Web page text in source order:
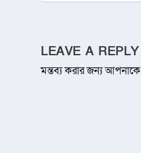
LEAVE A REPLY
মন্তব্য করার জন্য